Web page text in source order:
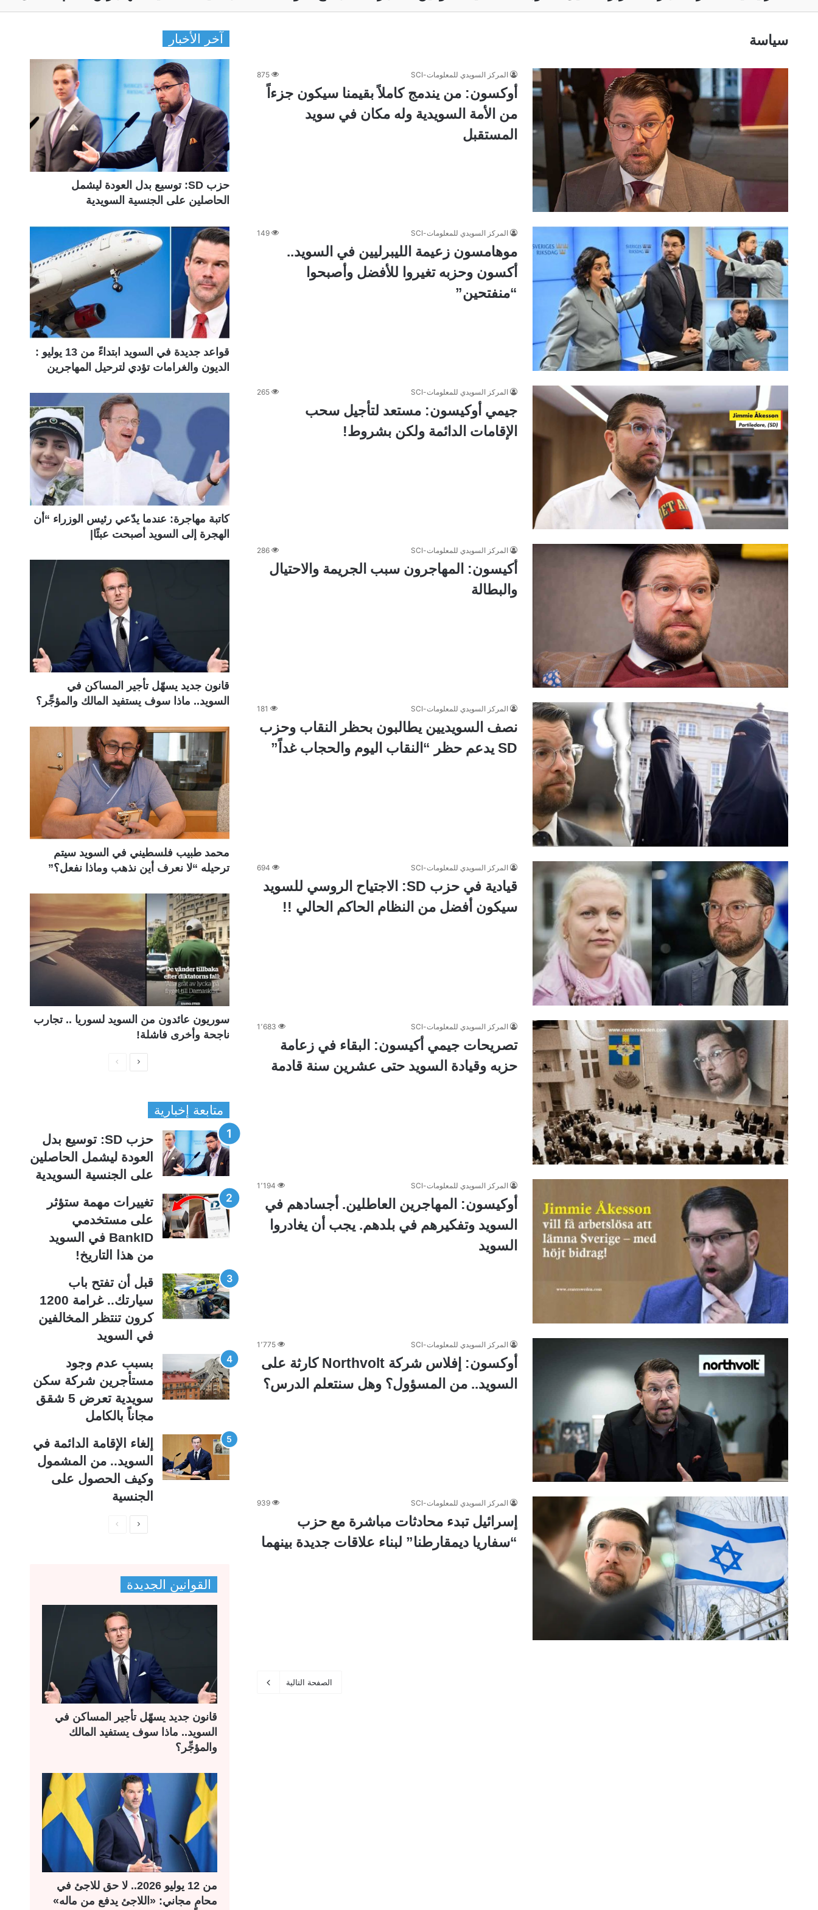
سياسة
المركز السويدي للمعلومات-SCI 875
أوكسون: من يندمج كاملاً بقيمنا سيكون جزءاً
من الأمة السويدية وله مكان في سويد
المستقبل
المركز السويدي للمعلومات-SCI 149
موهامسون زعيمة الليبرليين في السويد..
أكسون وحزبه تغيروا للأفضل وأصبحوا
“منفتحين”
المركز السويدي للمعلومات-SCI 265
جيمي أوكيسون: مستعد لتأجيل سحب
الإقامات الدائمة ولكن بشروط!
المركز السويدي للمعلومات-SCI 286
أكيسون: المهاجرون سبب الجريمة والاحتيال
والبطالة
المركز السويدي للمعلومات-SCI 181
نصف السويديين يطالبون بحظر النقاب وحزب
SD يدعم حظر “النقاب اليوم والحجاب غداً”
المركز السويدي للمعلومات-SCI 694
قيادية في حزب SD: الاجتياح الروسي للسويد
سيكون أفضل من النظام الحاكم الحالي !!
المركز السويدي للمعلومات-SCI 1٬683
تصريحات جيمي أكيسون: البقاء في زعامة
حزبه وقيادة السويد حتى عشرين سنة قادمة
المركز السويدي للمعلومات-SCI 1٬194
أوكيسون: المهاجرين العاطلين. أجسادهم في
السويد وتفكيرهم في بلدهم. يجب أن يغادروا
السويد
المركز السويدي للمعلومات-SCI 1٬775
أوكسون: إفلاس شركة Northvolt كارثة على
السويد.. من المسؤول؟ وهل سنتعلم الدرس؟
المركز السويدي للمعلومات-SCI 939
إسرائيل تبدء محادثات مباشرة مع حزب
“سفاريا ديمقارطنا” لبناء علاقات جديدة بينهما
الصفحة التالية
آخر الأخبار
حزب SD: توسيع بدل العودة ليشمل
الحاصلين على الجنسية السويدية
قواعد جديدة في السويد ابتداءً من 13 يوليو :
الديون والغرامات تؤدي لترحيل المهاجرين
كاتبة مهاجرة: عندما يدّعي رئيس الوزراء “أن
الهجرة إلى السويد أصبحت عبئًا|
قانون جديد يسهّل تأجير المساكن في
السويد.. ماذا سوف يستفيد المالك والمؤجِّر؟
محمد طبيب فلسطيني في السويد سيتم
ترحيله “لا نعرف أين نذهب وماذا نفعل؟”
سوريون عائدون من السويد لسوريا .. تجارب
ناجحة وأخرى فاشلة!
ة
ا
ل
س
ا
ت
ا
ل
متابعة إخبارية
حزب SD: توسيع بدل
العودة ليشمل الحاصلين
على الجنسية السويدية
تغييرات مهمة ستؤثر
على مستخدمي
BankID في السويد
من هذا التاريخ!
قبل أن تفتح باب
سيارتك.. غرامة 1200
كرون تنتظر المخالفين
في السويد
بسبب عدم وجود
مستأجرين شركة سكن
سويدية تعرض 5 شقق
مجاناً بالكامل
إلغاء الإقامة الدائمة في
السويد.. من المشمول
وكيف الحصول على
الجنسية
ف
ح
ا
ل
س
ا
ب
ق
ف
ح
ت
ا
ي
القوانين الجديدة
قانون جديد يسهّل تأجير المساكن في
السويد.. ماذا سوف يستفيد المالك
والمؤجِّر؟
من 12 يوليو 2026.. لا حق للاجئ في
محامٍ مجاني: «اللاجئ يدفع من ماله»